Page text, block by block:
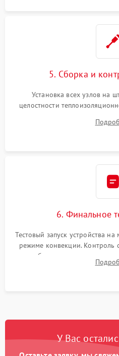
5. Сборка и
Установка всех узлов на
целостности
исключить перегрев
Надежная фиксация клемм
6. Финальное
Тестовый запуск устройства
режиме конвекции. Контроль
срабатывания термостата
температуры и тест на
У Вас